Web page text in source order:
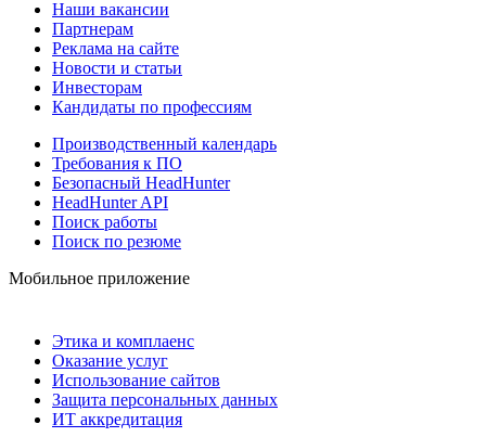
Наши вакансии
Партнерам
Реклама на сайте
Новости и статьи
Инвесторам
Кандидаты по профессиям
Производственный календарь
Требования к ПО
Безопасный HeadHunter
HeadHunter API
Поиск работы
Поиск по резюме
Мобильное приложение
Этика и комплаенс
Оказание услуг
Использование сайтов
Защита персональных данных
ИТ аккредитация